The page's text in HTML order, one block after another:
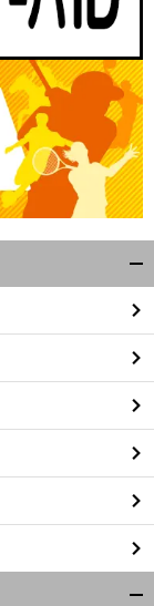
閉
る